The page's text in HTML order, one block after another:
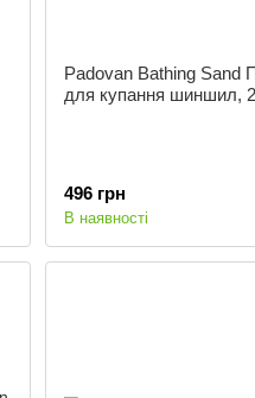
Padovan Bathing Sand
для купання шиншил,
496 грн
В наявності